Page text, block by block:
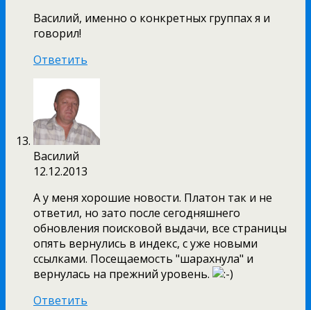
Василий, именно о конкретных группах я и
говорил!
Ответить
Василий
12.12.2013
А у меня хорошие новости. Платон так и не
ответил, но зато после сегодняшнего
обновления поисковой выдачи, все страницы
опять вернулись в индекс, с уже новыми
ссылками. Посещаемость "шарахнула" и
вернулась на прежний уровень.
Ответить